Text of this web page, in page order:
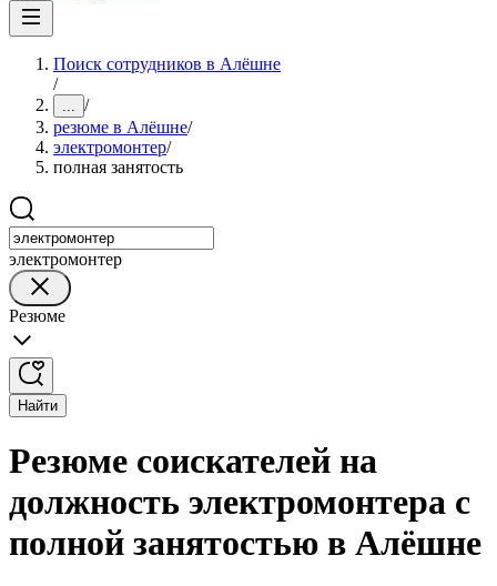
Поиск сотрудников в Алёшне
/
... /
резюме в Алёшне/
электромонтер/
полная занятость
электромонтер
Резюме
Найти
Резюме соискателей на
должность электромонтера с
полной занятостью в Алёшне